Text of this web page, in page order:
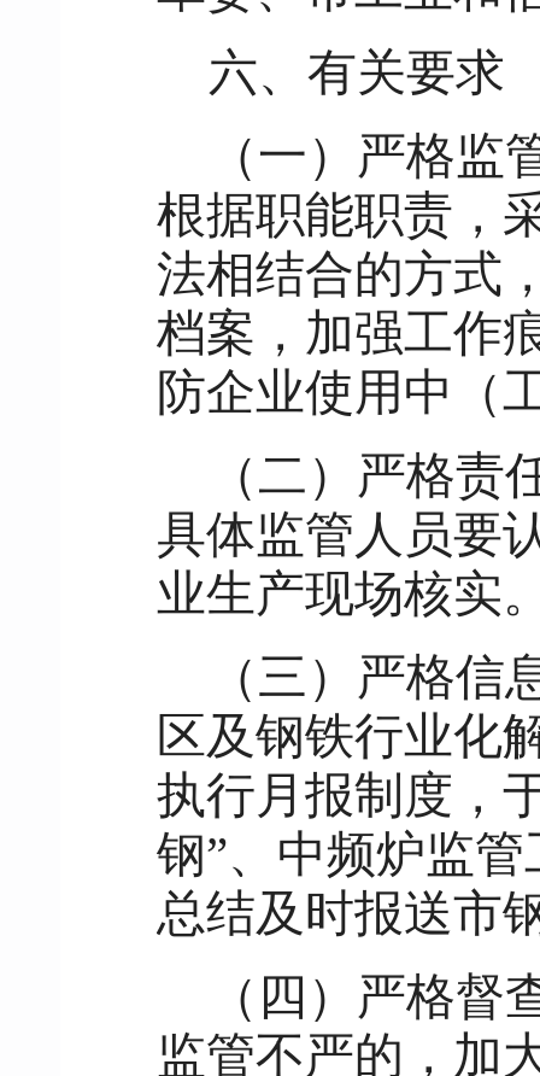
六、有关要求
（一）严格监
根据职能职责，
法相结合的方式
档案，加强工作
防企业使用中（
（二）严格
具体监管人员要
业生产现场核实
（三）严格
区及钢铁行业化
执行月报制度，
钢”、中频炉监
总结及时报送市
（四）严格
监管不严的，加